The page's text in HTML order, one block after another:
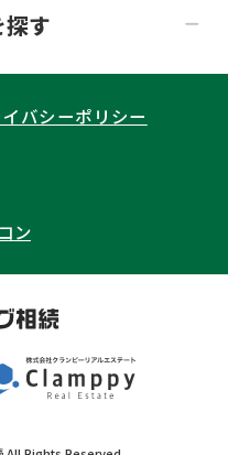
青森県
宮城県
神奈川県
群馬県
山梨県
京都府
奈良県
和歌山県
石川県
富山県
岡山県
探す
産分割
年後見・任意後見
続財産調査
続トラブル
バシーポリシー
ン